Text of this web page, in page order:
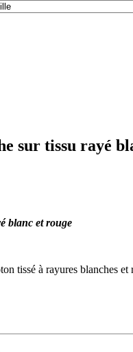
sur tissu rayé
blanc et rouge
tissé à rayures blanches